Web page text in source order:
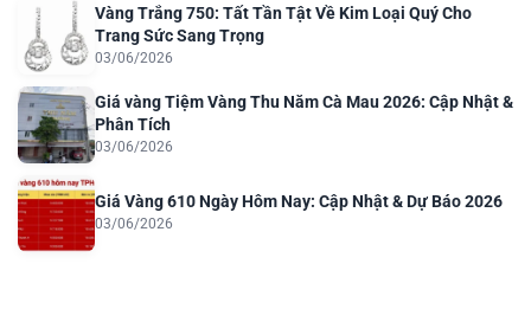
Vàng Trắng 750: Tất Tần Tật Về Kim Loại Quý Cho
Trang Sức Sang Trọng
03/06/2026
Giá vàng Tiệm Vàng Thu Năm Cà Mau 2026: Cập Nhật &
Phân Tích
03/06/2026
Giá Vàng 610 Ngày Hôm Nay: Cập Nhật & Dự Báo 2026
03/06/2026